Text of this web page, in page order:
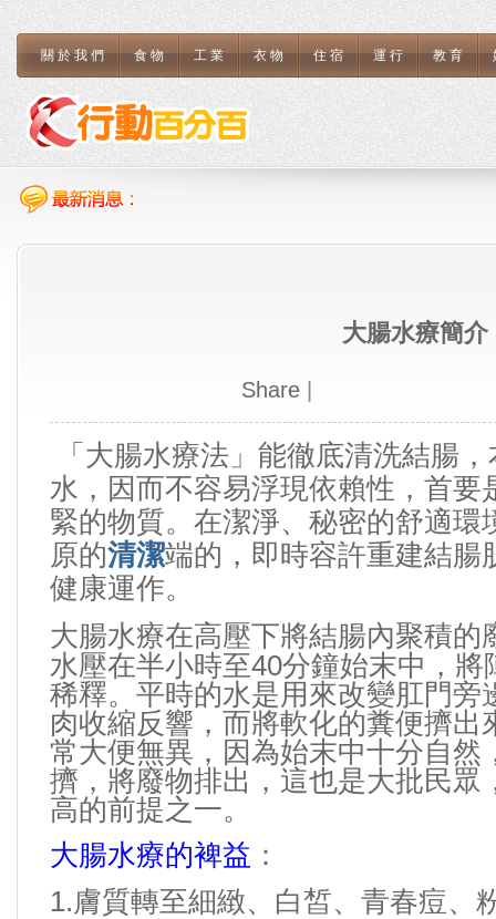
關於我們 食物 工業 衣物 住宿 運行 教育
大腸水療簡介
Share
「大腸水療法」能徹底清洗結腸
水，因而不容易浮現依賴性，首要
緊的物質。在潔淨、秘密的舒適環
原的清潔端的，即時容許重建結腸
健康運作。
大腸水療在高壓下將結腸內聚積的
水壓在半小時至40分鐘始末中，將
稀釋。平時的水是用來改變肛門旁
肉收縮反響，而將軟化的糞便擠出
常大便無異，因為始末中十分自然
擠，將廢物排出，這也是大批民眾
高的前提之一。
大腸水療的裨益 ：
1.膚質轉至細緻、白皙、青春痘、